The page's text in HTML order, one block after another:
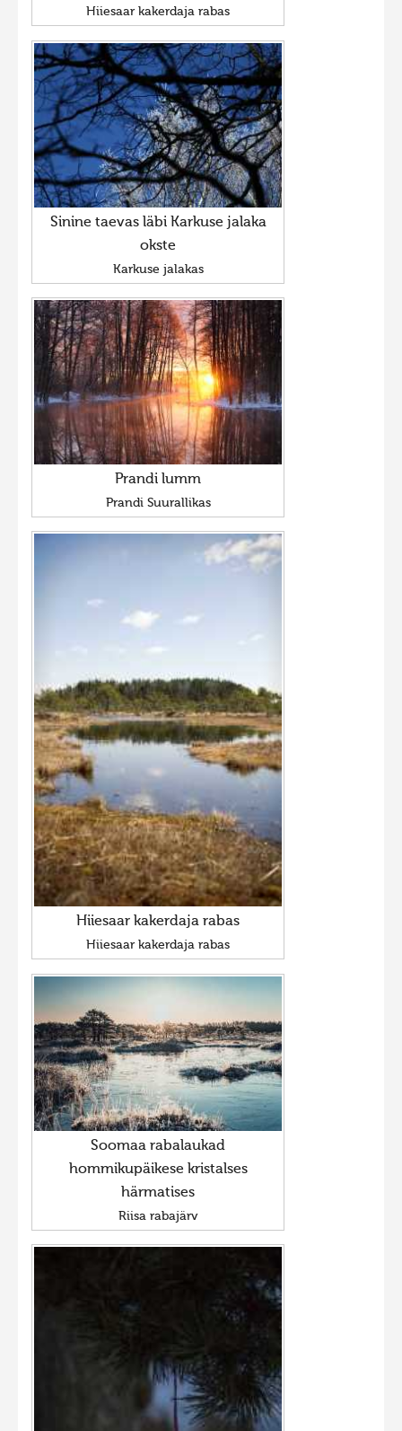
Hiiesaar kakerdaja rabas
Sinine taevas läbi Karkuse jalaka
okste
Karkuse jalakas
Prandi lumm
Prandi Suurallikas
Hiiesaar kakerdaja rabas
Hiiesaar kakerdaja rabas
Soomaa rabalaukad
hommikupäikese kristalses
härmatises
Riisa rabajärv